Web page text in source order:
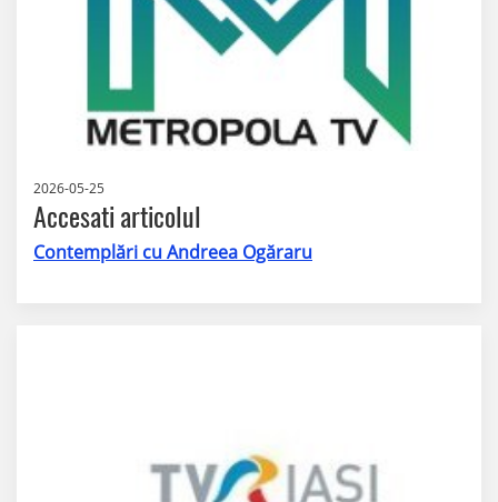
2026-05-25
Accesati articolul
Contemplări cu Andreea Ogăraru